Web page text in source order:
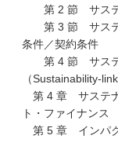
第 2 節 サステ
第 3 節 サステ
条件／契約条件
第 4 節 サステ
（Sustainability-
第 4 章 サステナ
ト・ファイナンス
第 5 章 インパ